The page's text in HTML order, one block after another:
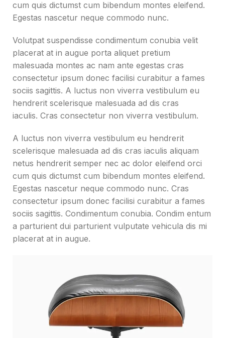
cum quis dictumst cum bibendum montes eleifend.
Egestas nascetur neque commodo nunc.
Volutpat suspendisse condimentum conubia velit
placerat at in augue porta aliquet pretium
malesuada montes ac nam ante egestas cras
consectetur ipsum donec facilisi curabitur a fames
sociis sagittis. A luctus non viverra vestibulum eu
hendrerit scelerisque malesuada ad dis cras
iaculis. Cras consectetur non viverra vestibulum.
A luctus non viverra vestibulum eu hendrerit
scelerisque malesuada ad dis cras iaculis aliquam
netus hendrerit semper nec ac dolor eleifend orci
cum quis dictumst cum bibendum montes eleifend.
Egestas nascetur neque commodo nunc. Cras
consectetur ipsum donec facilisi curabitur a fames
sociis sagittis. Condimentum conubia. Condim entum
a parturient dui parturient vulputate vehicula dis mi
placerat at in augue.